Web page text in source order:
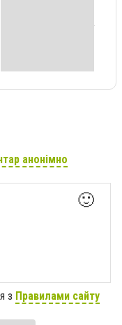
анонімно
🙂
з Правилами сайту